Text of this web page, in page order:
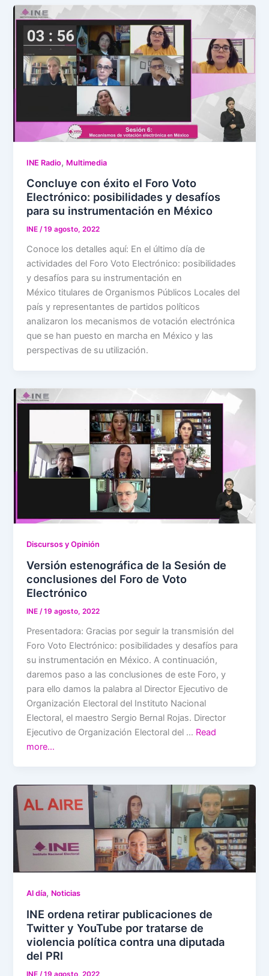
INE Radio, Multimedia
Concluye con éxito el Foro Voto
Electrónico: posibilidades y desafíos
para su instrumentación en México
INE/19 agosto, 2022
Conoce los detalles aquí: En el último día de
actividades del Foro Voto Electrónico: posibilidades
y desafíos para su instrumentación en
México titulares de Organismos Públicos Locales del
país y representantes de partidos políticos
analizaron los mecanismos de votación electrónica
que se han puesto en marcha en México y las
perspectivas de su utilización.
Discursos y Opinión
Versión estenográfica de la Sesión de
conclusiones del Foro de Voto
Electrónico
INE /19 agosto, 2022
Presentadora: Gracias por seguir la transmisión del
Foro Voto Electrónico: posibilidades y desafíos para
su instrumentación en México. A continuación,
daremos paso a las conclusiones de este Foro, y
para ello damos la palabra al Director Ejecutivo de
Organización Electoral del Instituto Nacional
Electoral, el maestro Sergio Bernal Rojas. Director
Ejecutivo de Organización Electoral del … Read
more…
Al día, Noticias
INE ordena retirar publicaciones de
Twitter y YouTube por tratarse de
violencia política contra una diputada
del PRI
INE /19 agosto, 2022